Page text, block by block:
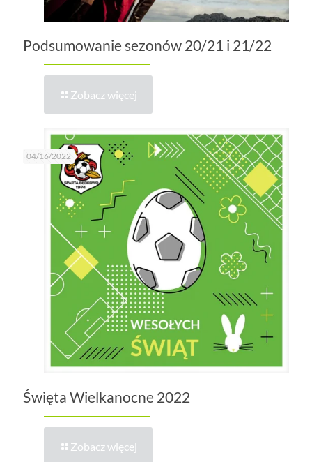
Podsumowanie sezonów 20/21 i 21/22
Zobacz więcej
04/16/2022
Święta Wielkanocne 2022
Zobacz więcej